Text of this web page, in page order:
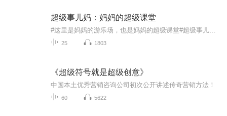
超级事儿妈：妈妈的超级课堂
25 1803
《超级符号就是超级创意》
中国本土优秀营销咨询公司初次公开讲述传奇营销方法！
60 5622